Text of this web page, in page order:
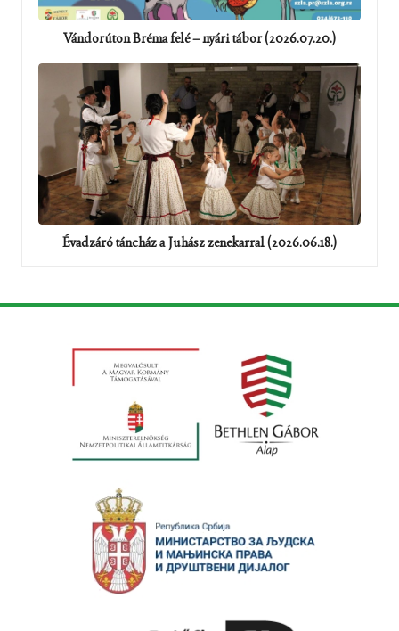
Vándorúton Bréma felé – nyári tábor (2026.07.20.)
Évadzáró táncház a Juhász zenekarral (2026.06.18.)